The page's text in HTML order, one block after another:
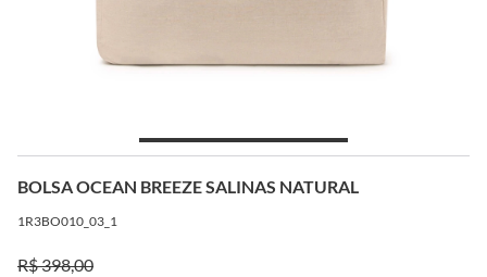
BOLSA OCEAN BREEZE SALINAS NATURAL
1R3BO010_03_1
R$ 398,00